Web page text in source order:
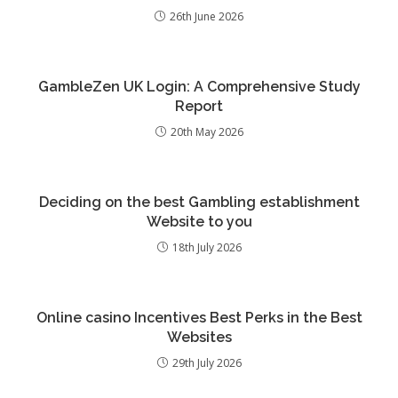
26th June 2026
GambleZen UK Login: A Comprehensive Study
Report
20th May 2026
Deciding on the best Gambling establishment
Website to you
18th July 2026
Online casino Incentives Best Perks in the Best
Websites
29th July 2026